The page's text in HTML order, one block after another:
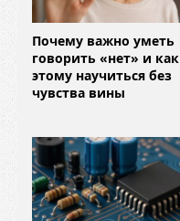
Почему важно уметь
говорить «нет» и как
этому научиться без
чувства вины